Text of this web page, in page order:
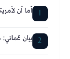
1 أما آن
2 بيان